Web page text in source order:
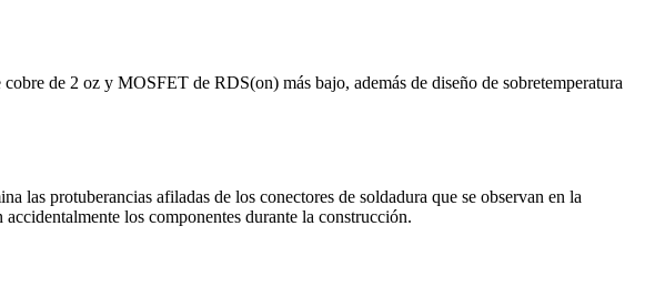
de 2 oz y MOSFET de RDS(on) más bajo, además de diseño de sobretemperatura
las protuberancias afiladas de los conectores de soldadura que se observan en la
los componentes durante la construcción.